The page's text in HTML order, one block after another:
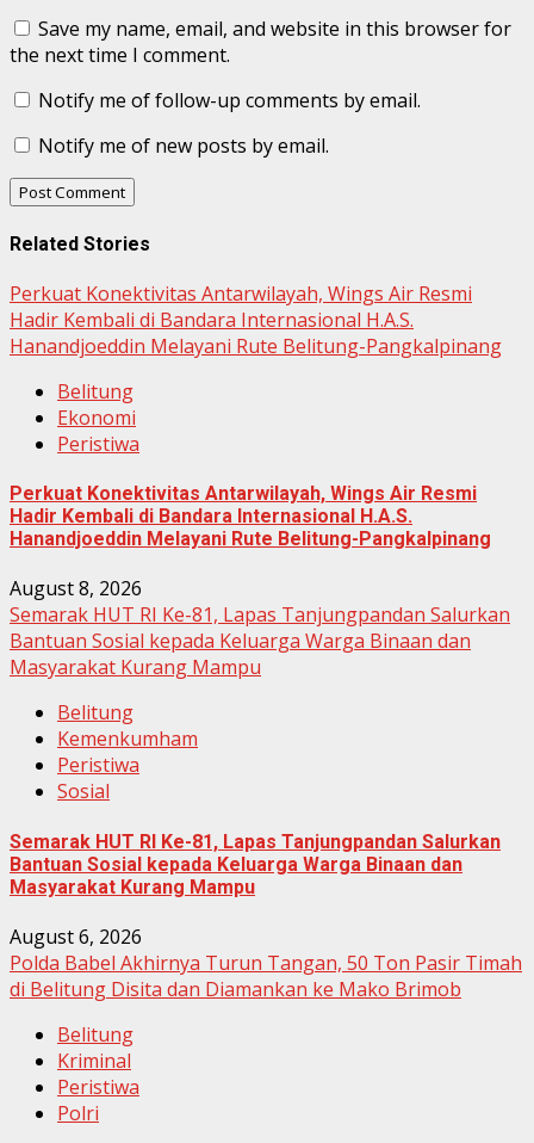
Save my name, email, and website in this browser for
the next time I comment.
Notify me of follow-up comments by email.
Notify me of new posts by email.
Related Stories
Perkuat Konektivitas Antarwilayah, Wings Air Resmi
Hadir Kembali di Bandara Internasional H.A.S.
Hanandjoeddin Melayani Rute Belitung-Pangkalpinang
Belitung
Ekonomi
Peristiwa
Perkuat Konektivitas Antarwilayah, Wings Air Resmi
Hadir Kembali di Bandara Internasional H.A.S.
Hanandjoeddin Melayani Rute Belitung-Pangkalpinang
August 8, 2026
Semarak HUT RI Ke-81, Lapas Tanjungpandan Salurkan
Bantuan Sosial kepada Keluarga Warga Binaan dan
Masyarakat Kurang Mampu
Belitung
Kemenkumham
Peristiwa
Sosial
Semarak HUT RI Ke-81, Lapas Tanjungpandan Salurkan
Bantuan Sosial kepada Keluarga Warga Binaan dan
Masyarakat Kurang Mampu
August 6, 2026
Polda Babel Akhirnya Turun Tangan, 50 Ton Pasir Timah
di Belitung Disita dan Diamankan ke Mako Brimob
Belitung
Kriminal
Peristiwa
Polri